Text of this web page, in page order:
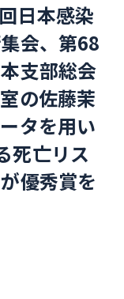
日本感染
会、第68
支部総会
の佐藤茉
タを用い
死亡リス
優秀賞を